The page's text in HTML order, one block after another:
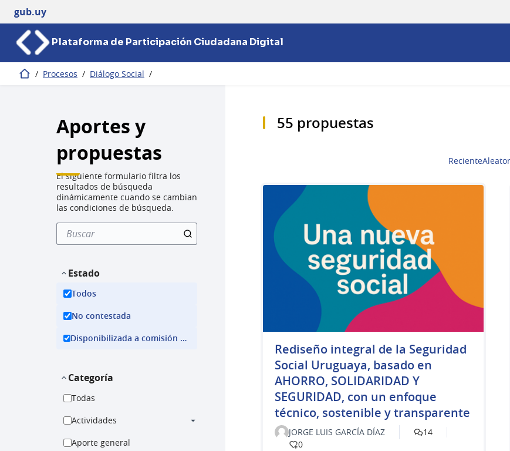
gub.uy
Plataforma de Participación Ciudadana Digital
Inicio / Procesos / Diálogo Social /
Aportes y
propuestas
El siguiente formulario filtra los
resultados de búsqueda
dinámicamente cuando se cambian
las condiciones de búsqueda.
Estado
Todos
No contestada
Disponibilizada a comisión ejecutiva
Categoría
Todas
Actividades
Aporte general
55 propuestas
Reciente
Rediseño integral de la Seguridad
Social Uruguaya, basado en
AHORRO, SOLIDARIDAD Y
SEGURIDAD, con un enfoque
técnico, sostenible y transparente
JORGE LUIS GARCÍA DÍAZ
14
0